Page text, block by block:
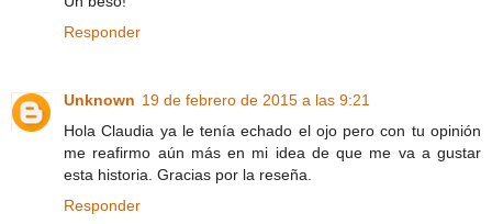
Responder
Unknown 19 de febrero de 2015 a las 9:21
Hola Claudia ya le tenía echado el ojo pero con tu opinión
me reafirmo aún más en mi idea de que me va a gustar
esta historia. Gracias por la reseña.
Responder